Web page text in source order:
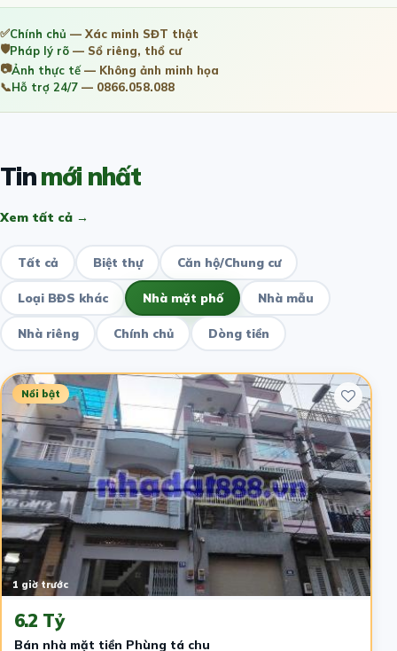
✅Chính chủ — Xác minh SĐT thật
🛡️Pháp lý rõ — Sổ riêng, thổ cư
📷Ảnh thực tế— Không ảnh minh họa
📞Hỗ trợ 24/7 — 0866.058.088
Tinmới nhất
Xem tất cả →
Tất cả Biệt thự Căn hộ/Chung cư
Loại BĐS khác Nhà mặt phố Nhà mẫu
Nhà riêng Chính chủ Dòng tiền
Nổi bật
1 giờ trước
6.2 Tỷ
Bán nhà mặt tiền Phùng tá chu